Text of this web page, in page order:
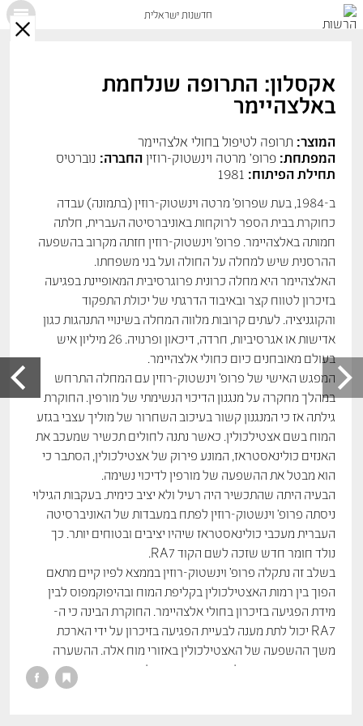
חדשנות ישראלית
אקסלון: התרופה שנלחמת
באלצהיימר
המוצר: תרופה לטיפול בחולי אלצהיימר
המפתחת: פרופ' מרטה וינשטוק-רוזין החברה: נוברטיס
תחילת הפיתוח:
ב-1984, בעת שפרופ’ מרטה וינשטוק-רוזין (בתמונה) עבדה
כחוקרת בבית הספר לרוקחות באוניברסיטה העברית, חלתה
חמותה באלצהיימר. פרופ’ וינשטוק-רוזין חזתה מקרוב בהשפעה
ההרסנית שיש למחלה על החולה ועל בני משפחתו.
האלצהיימר היא מחלה כרונית פרוגרסיבית המאופיינת בפגיעה
בזיכרון לטווח קצר ובאיבוד הדרגתי של יכולת התפקוד
והקוגניציה. לעתים קרובות מלווה המחלה בשינויי התנהגות כגון
אדישות או אגרסיביות, חרדה, דיכאון ופרנויה. 26 מיליון איש
בעולם מאובחנים כיום כחולי אלצהיימר.
המפגש האישי של פרופ’ וינשטוק-רוזין עם המחלה התרחש
במהלך מחקרה על מנגנון הדיכוי הנשימתי של מורפין. החוקרת
גילתה אז כי המנגנון קשור בעיכוב השחרור של מוליך עצבי בגזע
המוח בשם אצטילכולין. כאשר נתנה לחולים תכשיר שמעכב את
האנזים כולינאסטראז, המונע פירוק של אצטילכולין, הסתבר כי
הוא מבטל את ההשפעה של מורפין לדיכוי נשימה.
הבעיה היתה שהתכשיר היה רעיל ולא יציב כימית. בעקבות הגילוי
ניסתה פרופ’ וינשטוק-רוזין לפתח במעבדות של האוניברסיטה
העברית מעכבי כולינאסטראז שיהיו יציבים ובטוחים יותר. כך
נולד חומר חדש שזכה לשם הקוד RA7.
בשלב זה נתקלה פרופ’ וינשטוק-רוזין בממצא לפיו קיים מתאם
הפוך בין רמות האצטילכולין בקליפת המוח ובהיפוקמפוס לבין
מידת הפגיעה בזיכרון בחולי אלצהיימר. החוקרת הבינה כי ה-
RA7 יכול לתת מענה לבעיית הפגיעה בזיכרון על ידי הארכת
משך ההשפעה של האצטילכולין באזורי מוח אלה. ההשערה
אומתה בניסויים בחולדות, והיה זה צעד לכיוון תרופה מהפכנית.
פרופ’ וינשטוק-רוזין המשיכה בפיתוח ה-RA7 עד 1986 והוא
X